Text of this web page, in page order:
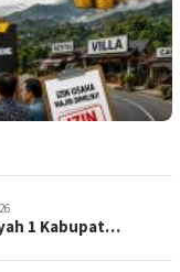
1 Kabupat…